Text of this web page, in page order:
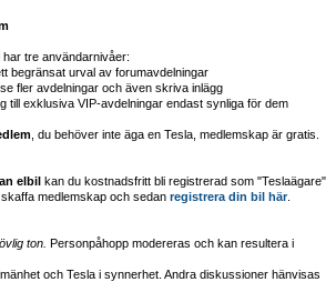
tre användarnivåer:
begränsat urval av forumavdelningar
fler avdelningar och även skriva inlägg
till exklusiva VIP-avdelningar endast synliga för dem
, du behöver inte äga en Tesla, medlemskap är gratis.
elbil kan du kostnadsfritt bli registrerad som "Teslaägare"
medlemskap och sedan registrera din bil här.
ton. Personpåhopp modereras och kan resultera i
och Tesla i synnerhet. Andra diskussioner hänvisas